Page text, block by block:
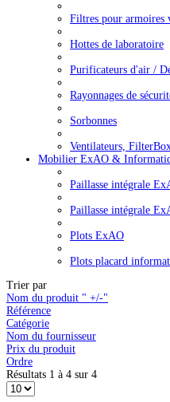
Filtres pour armoires
Hottes de laboratoire
Purificateurs d'air /
Rayonnages de
Sorbonnes
Ventilateurs, FilterBox
Mobilier ExAO &
Paillasse intégrale
Paillasse intégrale
Plots ExAO
Plots placard
Trier par
Nom du produit " +/-"
Référence
Catégorie
Nom du fournisseur
Prix du produit
Ordre
Résultats 1 à 4 sur 4